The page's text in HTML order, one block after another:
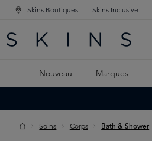
PRINCIPALE
CONTENU PRINCIPAL
Skins Boutiques Skins Inclusive
Nouveau Marques
Soins Corps Bath & Shower